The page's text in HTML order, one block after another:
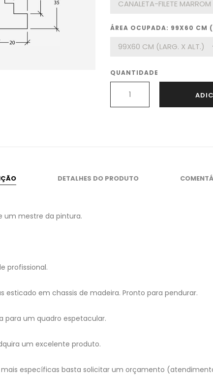
ÁREA OCUPADA: 99X60 CM
QUANTIDADE
DETALHES DO PRODUTO
um mestre da pintura.
profissional.
em chassis de madeira. Pronto para pendurar.
para um quadro espetacular.
um excelente produto.
específicas basta solicitar um orçamento